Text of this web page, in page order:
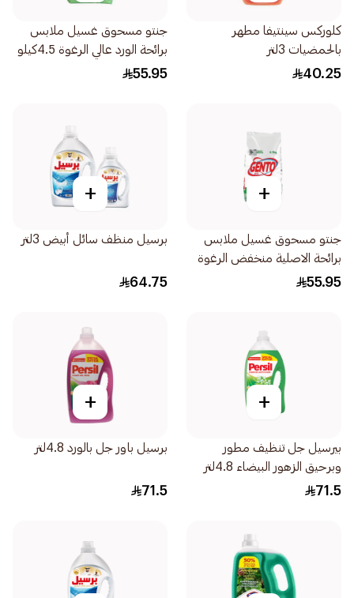
كلوركس سينتيفا مطهر
بالحمضيات 3لتر
40.25
جنتو مسحوق غسيل ملابس
برائحة الورد عالي الرغوة 4.5كيلو
55.95
+
جنتو مسحوق غسيل ملابس
برائحة الاصلية منخفض الرغوة
4.5كيلو
55.95
+
برسيل منظف سائل أبيض 3لتر
64.75
+
بيرسيل جل تنظيف مطور
وبرحيق الزهور البيضاء 4.8لتر
71.5
+
برسيل باور جل بالورد 4.8لتر
71.5